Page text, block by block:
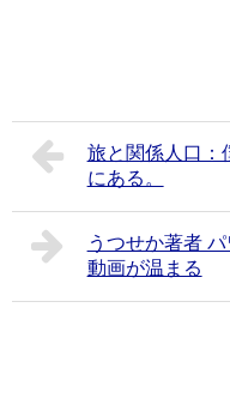
旅と関係人口：
にある。
うつせか著者
動画が温まる